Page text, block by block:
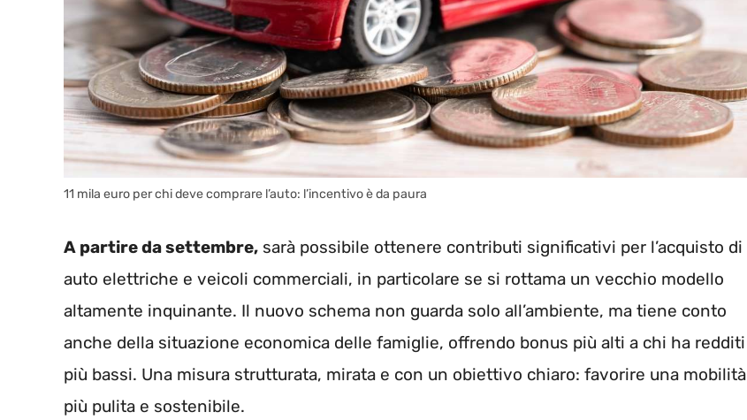
11 mila euro per chi deve comprare l’auto: l’incentivo è da paura
A partire da settembre, sarà possibile ottenere contributi significativi per l’acquisto di
auto elettriche e veicoli commerciali, in particolare se si rottama un vecchio modello
altamente inquinante. Il nuovo schema non guarda solo all’ambiente, ma tiene conto
anche della situazione economica delle famiglie, offrendo bonus più alti a chi ha redditi
più bassi. Una misura strutturata, mirata e con un obiettivo chiaro: favorire una mobilità
più pulita e sostenibile.